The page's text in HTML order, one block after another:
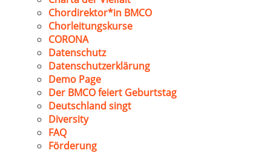
Chordirektor*in BMCO
Chorleitungskurse
CORONA
Datenschutz
Datenschutzerklärung
Demo Page
Der BMCO feiert Geburtstag
Deutschland singt
Diversity
FAQ
Förderung